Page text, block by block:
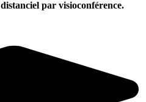
distanciel par visioconférence.